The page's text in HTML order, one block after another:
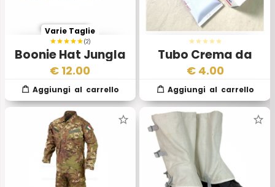
(2)
Boonie Hat Jungla
Desertico Vegetato
Esercito Italiano
Varie Taglie
€ 12.00
Tubo Crema da
Barba Forze Armate
Esercito Italiano
€ 4.00